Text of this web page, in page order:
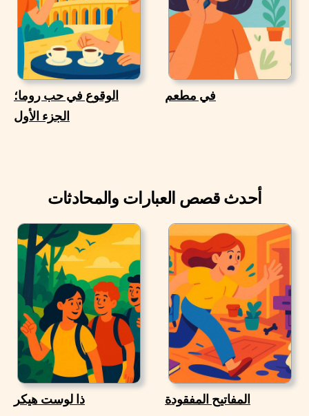
الوقوع في حب روما؛
الجزء الأول
في مطعم
أحدث قصص العبارات والمحادثات
ذا لوست هيكر المفاتيح المفقودة